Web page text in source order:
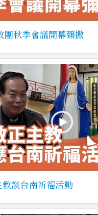
團秋季會議開幕彌撒
談台南祈福活動